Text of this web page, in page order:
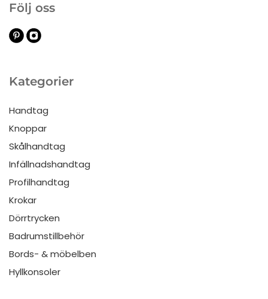
Kategorier
Handtag
Knoppar
Skålhandtag
Infällnadshandtag
Profilhandtag
Krokar
Dörrtrycken
Badrumstillbehör
Bords- & möbelben
Hyllkonsoler
Följ oss